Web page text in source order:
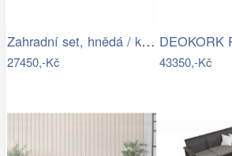
Zahradní set, hnědá / krémová, STARK…
27450,-Kč 43350,-Kč